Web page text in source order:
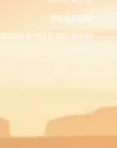
הצהרת נגישות
מדיניות החזרים כספיים והחזרות